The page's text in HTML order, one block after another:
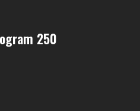
250